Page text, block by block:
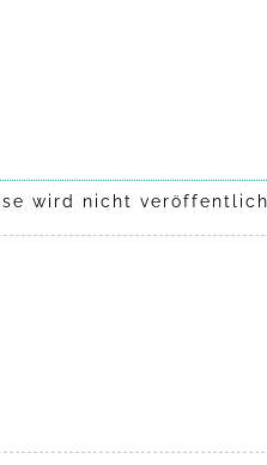
wird nicht